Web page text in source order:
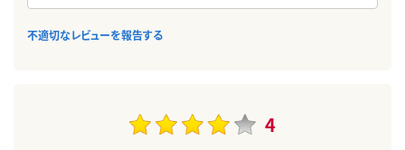
不適切なレビューを報告する
4